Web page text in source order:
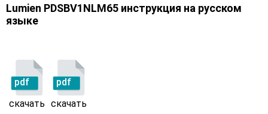
Lumien PDSBV1NLM65 инструкция на русском
языке
pdf
скачать
pdf
скачать